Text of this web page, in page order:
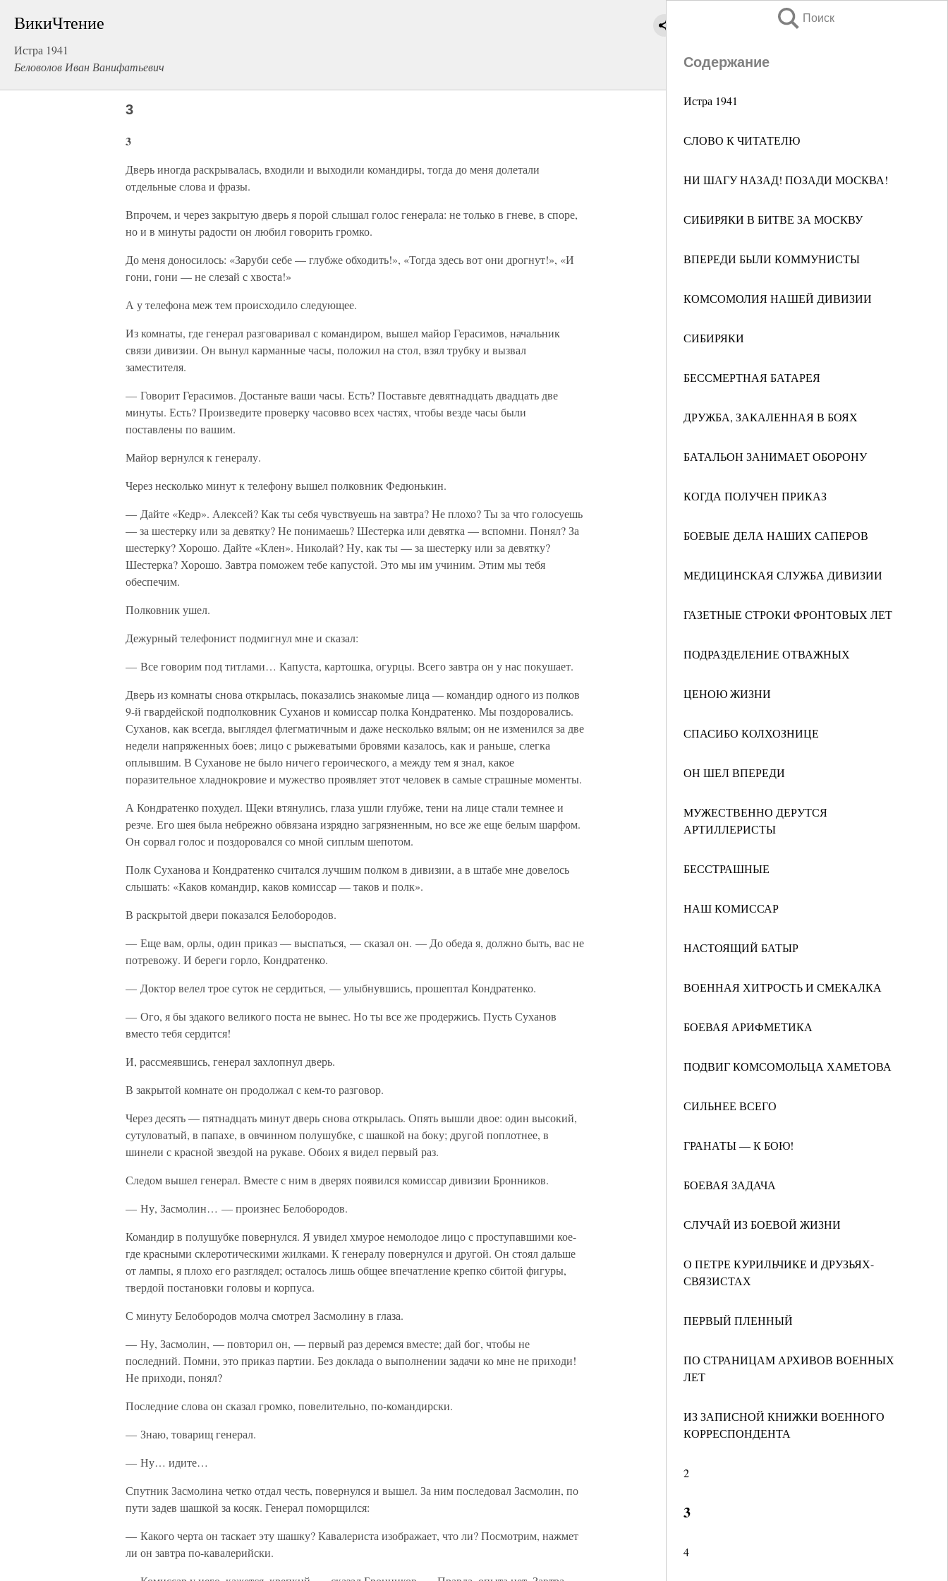
ВикиЧтение
Истра 1941
Беловолов Иван Ванифатьевич
Поиск
Содержание
Истра 1941
СЛОВО К ЧИТАТЕЛЮ
НИ ШАГУ НАЗАД! ПОЗАДИ МОСКВА!
СИБИРЯКИ В БИТВЕ ЗА МОСКВУ
ВПЕРЕДИ БЫЛИ КОММУНИСТЫ
КОМСОМОЛИЯ НАШЕЙ ДИВИЗИИ
СИБИРЯКИ
БЕССМЕРТНАЯ БАТАРЕЯ
ДРУЖБА, ЗАКАЛЕННАЯ В БОЯХ
БАТАЛЬОН ЗАНИМАЕТ ОБОРОНУ
КОГДА ПОЛУЧЕН ПРИКАЗ
БОЕВЫЕ ДЕЛА НАШИХ САПЕРОВ
МЕДИЦИНСКАЯ СЛУЖБА ДИВИЗИИ
ГАЗЕТНЫЕ СТРОКИ ФРОНТОВЫХ ЛЕТ
ПОДРАЗДЕЛЕНИЕ ОТВАЖНЫХ
ЦЕНОЮ ЖИЗНИ
СПАСИБО КОЛХОЗНИЦЕ
ОН ШЕЛ ВПЕРЕДИ
МУЖЕСТВЕННО ДЕРУТСЯ
АРТИЛЛЕРИСТЫ
БЕССТРАШНЫЕ
НАШ КОМИССАР
НАСТОЯЩИЙ БАТЫР
ВОЕННАЯ ХИТРОСТЬ И СМЕКАЛКА
БОЕВАЯ АРИФМЕТИКА
ПОДВИГ КОМСОМОЛЬЦА ХАМЕТОВА
СИЛЬНЕЕ ВСЕГО
ГРАНАТЫ — К БОЮ!
БОЕВАЯ ЗАДАЧА
СЛУЧАЙ ИЗ БОЕВОЙ ЖИЗНИ
О ПЕТРЕ КУРИЛЬЧИКЕ И ДРУЗЬЯХ-
СВЯЗИСТАХ
ПЕРВЫЙ ПЛЕННЫЙ
ПО СТРАНИЦАМ АРХИВОВ ВОЕННЫХ
ЛЕТ
ИЗ ЗАПИСНОЙ КНИЖКИ ВОЕННОГО
КОРРЕСПОНДЕНТА
2
3
4
3
3
Дверь иногда раскрывалась, входили и выходили командиры, тогда до меня долетали
отдельные слова и фразы.
Впрочем, и через закрытую дверь я порой слышал голос генерала: не только в гневе, в споре,
но и в минуты радости он любил говорить громко.
До меня доносилось: «Заруби себе — глубже обходить!», «Тогда здесь вот они дрогнут!», «И
гони, гони — не слезай с хвоста!»
А у телефона меж тем происходило следующее.
Из комнаты, где генерал разговаривал с командиром, вышел майор Герасимов, начальник
связи дивизии. Он вынул карманные часы, положил на стол, взял трубку и вызвал
заместителя.
— Говорит Герасимов. Достаньте ваши часы. Есть? Поставьте девятнадцать двадцать две
минуты. Есть? Произведите проверку часовво всех частях, чтобы везде часы были
поставлены по вашим.
Майор вернулся к генералу.
Через несколько минут к телефону вышел полковник Федюнькин.
— Дайте «Кедр». Алексей? Как ты себя чувствуешь на завтра? Не плохо? Ты за что голосуешь
— за шестерку или за девятку? Не понимаешь? Шестерка или девятка — вспомни. Понял? За
шестерку? Хорошо. Дайте «Клен». Николай? Ну, как ты — за шестерку или за девятку?
Шестерка? Хорошо. Завтра поможем тебе капустой. Это мы им учиним. Этим мы тебя
обеспечим.
Полковник ушел.
Дежурный телефонист подмигнул мне и сказал:
— Все говорим под титлами… Капуста, картошка, огурцы. Всего завтра он у нас покушает.
Дверь из комнаты снова открылась, показались знакомые лица — командир одного из полков
9-й гвардейской подполковник Суханов и комиссар полка Кондратенко. Мы поздоровались.
Суханов, как всегда, выглядел флегматичным и даже несколько вялым; он не изменился за две
недели напряженных боев; лицо с рыжеватыми бровями казалось, как и раньше, слегка
оплывшим. В Суханове не было ничего героического, а между тем я знал, какое
поразительное хладнокровие и мужество проявляет этот человек в самые страшные моменты.
А Кондратенко похудел. Щеки втянулись, глаза ушли глубже, тени на лице стали темнее и
резче. Его шея была небрежно обвязана изрядно загрязненным, но все же еще белым шарфом.
Он сорвал голос и поздоровался со мной сиплым шепотом.
Полк Суханова и Кондратенко считался лучшим полком в дивизии, а в штабе мне довелось
слышать: «Каков командир, каков комиссар — таков и полк».
В раскрытой двери показался Белобородов.
— Еще вам, орлы, один приказ — выспаться, — сказал он. — До обеда я, должно быть, вас не
потревожу. И береги горло, Кондратенко.
— Доктор велел трое суток не сердиться, — улыбнувшись, прошептал Кондратенко.
— Ого, я бы эдакого великого поста не вынес. Но ты все же продержись. Пусть Суханов
вместо тебя сердится!
И, рассмеявшись, генерал захлопнул дверь.
В закрытой комнате он продолжал с кем-то разговор.
Через десять — пятнадцать минут дверь снова открылась. Опять вышли двое: один высокий,
сутуловатый, в папахе, в овчинном полушубке, с шашкой на боку; другой поплотнее, в
шинели с красной звездой на рукаве. Обоих я видел первый раз.
Следом вышел генерал. Вместе с ним в дверях появился комиссар дивизии Бронников.
— Ну, Засмолин… — произнес Белобородов.
Командир в полушубке повернулся. Я увидел хмурое немолодое лицо с проступавшими кое-
где красными склеротическими жилками. К генералу повернулся и другой. Он стоял дальше
от лампы, я плохо его разглядел; осталось лишь общее впечатление крепко сбитой фигуры,
твердой постановки головы и корпуса.
С минуту Белобородов молча смотрел Засмолину в глаза.
— Ну, Засмолин, — повторил он, — первый раз деремся вместе; дай бог, чтобы не
последний. Помни, это приказ партии. Без доклада о выполнении задачи ко мне не приходи!
Не приходи, понял?
Последние слова он сказал громко, повелительно, по-командирски.
— Знаю, товарищ генерал.
— Ну… идите…
Спутник Засмолина четко отдал честь, повернулся и вышел. За ним последовал Засмолин, по
пути задев шашкой за косяк. Генерал поморщился:
— Какого черта он таскает эту шашку? Кавалериста изображает, что ли? Посмотрим, нажмет
ли он завтра по-кавалерийски.